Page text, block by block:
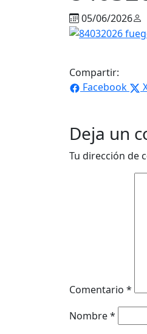
05/06/2026
Compartir:
Facebook
Deja un
Tu dirección de
Comentario *
Nombre*